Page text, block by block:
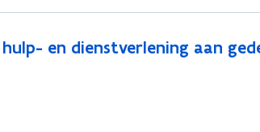
en dienstverlening aan